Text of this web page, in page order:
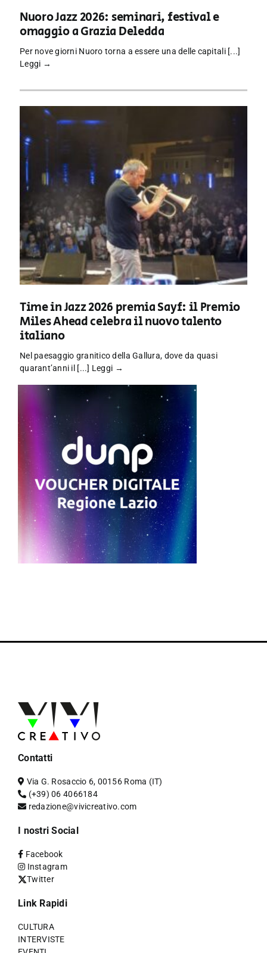
Nuoro Jazz 2026: seminari, festival e
omaggio a Grazia Deledda
Per nove giorni Nuoro torna a essere una delle capitali [...]
Leggi →
Time in Jazz 2026 premia Sayf: il Premio
Miles Ahead celebra il nuovo talento
italiano
Nel paesaggio granitico della Gallura, dove da quasi
quarant’anni il [...] Leggi →
Contatti
Via G. Rosaccio 6, 00156 Roma (IT)
(+39) 06 4066184
redazione@vivicreativo.com
I nostri Social
Facebook
Instagram
Twitter
Link Rapidi
CULTURA
INTERVISTE